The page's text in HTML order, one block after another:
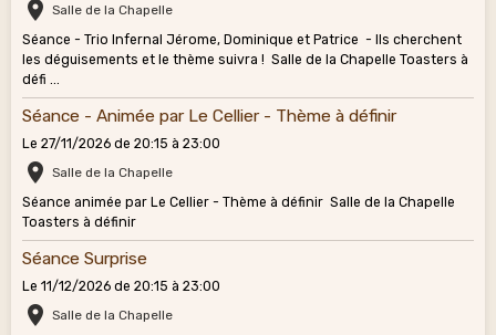
Salle de la Chapelle
Séance - Trio Infernal Jérome, Dominique et Patrice - Ils cherchent
les déguisements et le thème suivra ! Salle de la Chapelle Toasters à
défi ...
Séance - Animée par Le Cellier - Thème à définir
Le 27/11/2026 de 20:15 à 23:00
Salle de la Chapelle
Séance animée par Le Cellier - Thème à définir Salle de la Chapelle
Toasters à définir
Séance Surprise
Le 11/12/2026 de 20:15 à 23:00
Salle de la Chapelle